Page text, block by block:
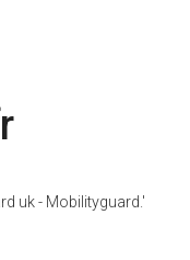
uk - Mobilityguard.'